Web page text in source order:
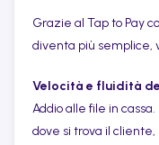
Grazie al Tap to Pay
diventa più semplice,
Velocità e fluidità
Addio alle file in
dove si trova il